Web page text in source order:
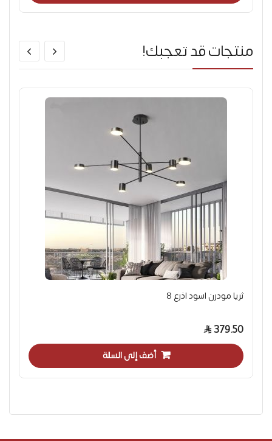
منتجات قد تعجبك!
ثريا مودرن اسود اذرع 8
379.50
أضف إلى السلة